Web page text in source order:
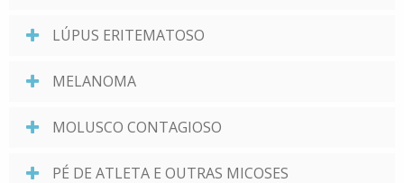
LÚPUS ERITEMATOSO
MELANOMA
MOLUSCO CONTAGIOSO
PÉ DE ATLETA E OUTRAS MICOSES